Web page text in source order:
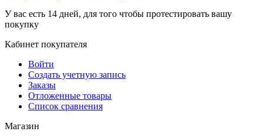
У вас есть 14 дней, для того чтобы протестировать вашу
покупку
Кабинет покупателя
Войти
Создать учетную запись
Заказы
Отложенные товары
Список сравнения
Магазин